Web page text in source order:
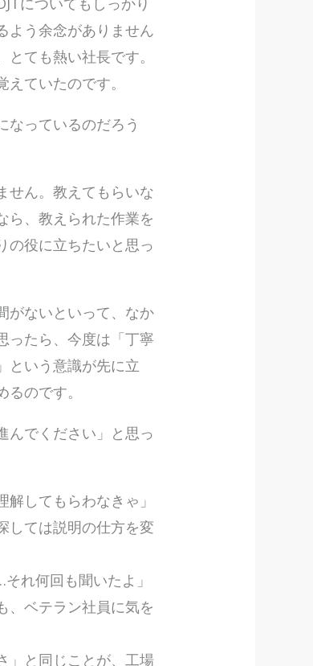
よう余念がありません
ても熱い社長です。
ていたのです。
なっているのだろう
せん。教えてもらいな
ら、教えられた作業を
の役に立ちたいと思っ
がないといって、なか
ったら、今度は「丁寧
という意識が先に立
のです。
んでください」と思っ
してもらわなきゃ」
しては説明の仕方を変
れ何回も聞いたよ」
、ベテラン社員に気を
」と同じことが、工場